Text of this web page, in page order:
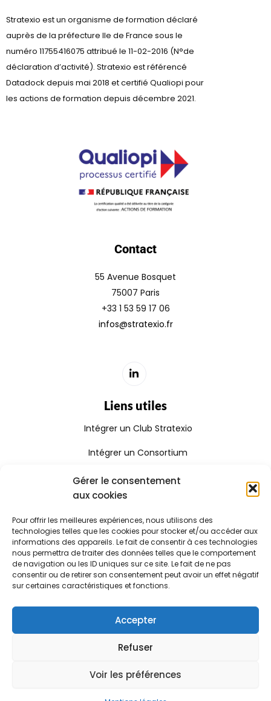
Gérer le consentement
aux cookies
Pour offrir les meilleures expériences, nous utilisons des
technologies telles que les cookies pour stocker et/ou accéder aux
informations des appareils. Le fait de consentir à ces technologies
nous permettra de traiter des données telles que le comportement
de navigation ou les ID uniques sur ce site. Le fait de ne pas
consentir ou de retirer son consentement peut avoir un effet négatif
sur certaines caractéristiques et fonctions.
Accepter
Refuser
Voir les préférences
Stratexio est un organisme de formation déclaré
auprès de la préfecture lle de France sous le
numéro 11755416075 attribué le 11-02-2016 (N°de
déclaration d’activité). Stratexio est référencé
Datadock depuis mai 2018 et certifié Qualiopi pour
les actions de formation depuis décembre 2021.
Contact
55 Avenue Bosquet
75007 Paris
+33 1 53 59 17 06
infos@stratexio.fr
Liens utiles
Intégrer un Club Stratexio
Intégrer un Consortium
Rejoindre le Réseau Stratexio
Gouvernance
Rapport d'activité
Consulter le certificat Qualiopi
Stratexio | Copyright © 2025
CGV
Politique de cookies
Règlement intérieur
Powered by ToWebOrNotToWeb